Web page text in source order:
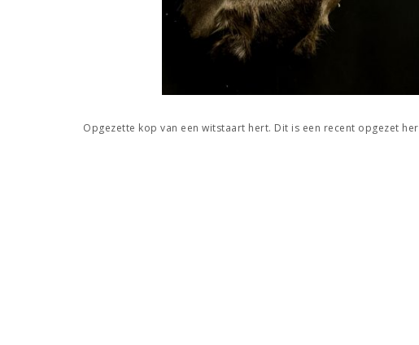
Opgezette kop van een witstaart hert. Dit is een recent opgezet